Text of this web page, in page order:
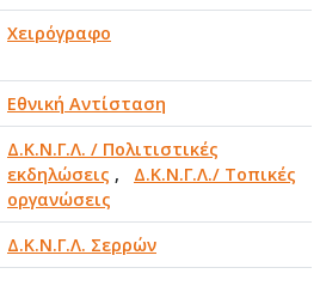
Χειρόγραφο
Εθνική Αντίσταση
Δ.Κ.Ν.Γ.Λ. / Πολιτιστικές
εκδηλώσεις , Δ.Κ.Ν.Γ.Λ./ Τοπικές
οργανώσεις
Δ.Κ.Ν.Γ.Λ. Σερρών